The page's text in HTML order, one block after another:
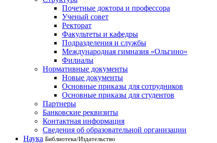
Почетные доктора и профессора
Ученый совет
Ректорат
Факультеты и кафедры
Подразделения и службы
Международная гимназия «Ольгино»
Филиалы
Нормативные документы
Новые документы
Основные приказы для сотрудников
Основные приказы для студентов
Партнеры
Банковские реквизиты
Контактная информация
Сведения об образовательной организации
Наука Библиотека/Издательство